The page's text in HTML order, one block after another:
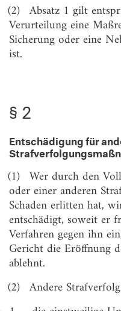
§ 4
Entschädigung
§ 5
Ausschluß der
§ 6
§ 9
§ 10
Anmeldung des
§ 11
Ersatzanspruch
§ 12
Ausschluß der
§ 13
Rechtsweg,
§ 14
Nachträgliche
(2) Absatz 1 gilt
Verurteilung eine
Sicherung oder eine
ist.
§ 2
Entschädigung für
(1) Wer durch den
oder einer anderen
Schaden erlitten hat,
entschädigt, soweit er
Verfahren gegen ihn
Gericht die Eröffnung
ablehnt.
(2) Andere